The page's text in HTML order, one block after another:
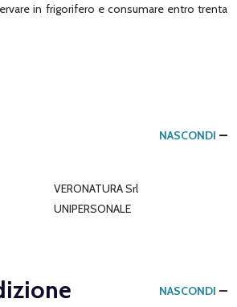
in frigorifero e consumare entro trenta
NASCONDI
VERONATURA Srl
UNIPERSONALE
NASCONDI